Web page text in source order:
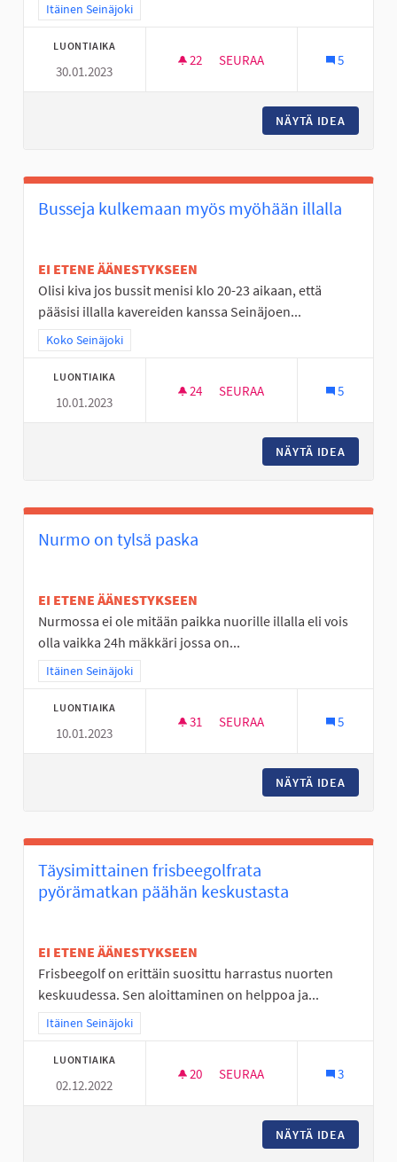
Rajaa tulokset teeman mukaan: Itäinen Seinäjoki
Itäinen Seinäjoki
LUONTIAIKA
30.01.2023
22 22 SEURAAJAA
SEURAA 5
NÄYTÄ IDEA
Busseja kulkemaan myös myöhään illalla
EI ETENE ÄÄNESTYKSEEN
Olisi kiva jos bussit menisi klo 20-23 aikaan, että
pääsisi illalla kavereiden kanssa Seinäjoen...
Rajaa tulokset teeman mukaan: Koko Seinäjoki
Koko Seinäjoki
LUONTIAIKA
10.01.2023
24 24 SEURAAJAA
SEURAA 5
NÄYTÄ IDEA
Nurmo on tylsä paska
EI ETENE ÄÄNESTYKSEEN
Nurmossa ei ole mitään paikka nuorille illalla eli vois
olla vaikka 24h mäkkäri jossa on...
Rajaa tulokset teeman mukaan: Itäinen Seinäjoki
Itäinen Seinäjoki
LUONTIAIKA
10.01.2023
31 31 SEURAAJAA
SEURAA 5
NÄYTÄ IDEA
Täysimittainen frisbeegolfrata
pyörämatkan päähän keskustasta
EI ETENE ÄÄNESTYKSEEN
Frisbeegolf on erittäin suosittu harrastus nuorten
keskuudessa. Sen aloittaminen on helppoa ja...
Rajaa tulokset teeman mukaan: Itäinen Seinäjoki
Itäinen Seinäjoki
LUONTIAIKA
02.12.2022
20 20 SEURAAJAA
SEURAA 3
NÄYTÄ IDEA